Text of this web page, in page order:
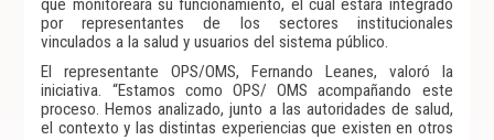
que monitoreará su funcionamiento, el cual estará integrado
por representantes de los sectores institucionales
vinculados a la salud y usuarios del sistema público.
El representante OPS/OMS, Fernando Leanes, valoró la
iniciativa. “Estamos como OPS/ OMS acompañando este
proceso. Hemos analizado, junto a las autoridades de salud,
el contexto y las distintas experiencias que existen en otros